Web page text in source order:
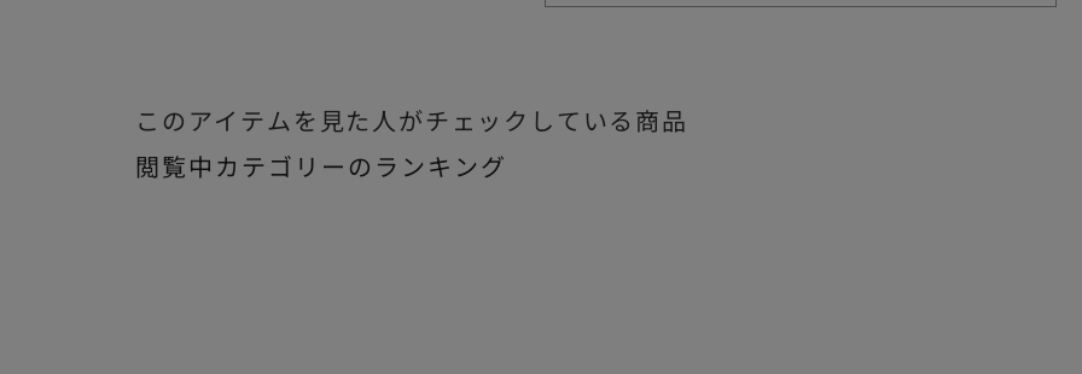
このアイテムを見た人がチェックしている商品
閲覧中カテゴリーのランキング